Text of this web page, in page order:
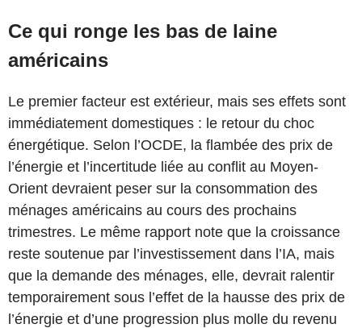
Ce qui ronge les bas de laine
américains
Le premier facteur est extérieur, mais ses effets sont
immédiatement domestiques : le retour du choc
énergétique. Selon l’OCDE, la flambée des prix de
l’énergie et l’incertitude liée au conflit au Moyen-
Orient devraient peser sur la consommation des
ménages américains au cours des prochains
trimestres. Le même rapport note que la croissance
reste soutenue par l’investissement dans l’IA, mais
que la demande des ménages, elle, devrait ralentir
temporairement sous l’effet de la hausse des prix de
l’énergie et d’une progression plus molle du revenu